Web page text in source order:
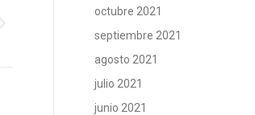
octubre 2021
septiembre 2021
agosto 2021
julio 2021
junio 2021